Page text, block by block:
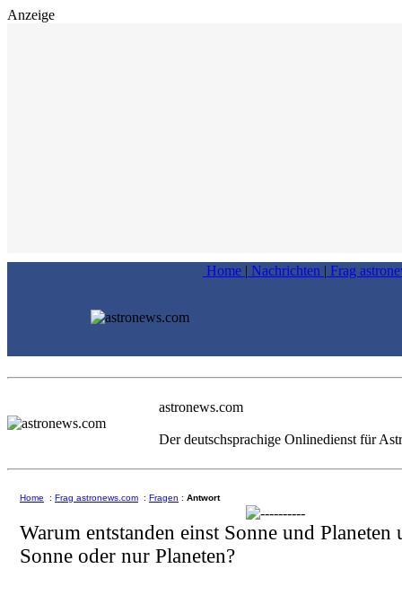
Anzeige
Home | Nachrichten | Frag
astronews.com
Der deutschsprachige Onlinedienst für
Home : Frag astronews.com : Fragen : Antwort
Warum entstanden einst Sonne und
Sonne oder nur Planeten?